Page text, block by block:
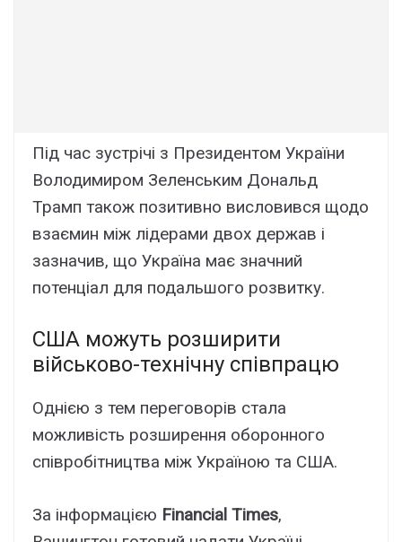
Під час зустрічі з Президентом України
Володимиром Зеленським Дональд
Трамп також позитивно висловився щодо
взаємин між лідерами двох держав і
зазначив, що Україна має значний
потенціал для подальшого розвитку.
США можуть розширити
військово-технічну співпрацю
Однією з тем переговорів стала
можливість розширення оборонного
співробітництва між Україною та США.
За інформацією Financial Times,